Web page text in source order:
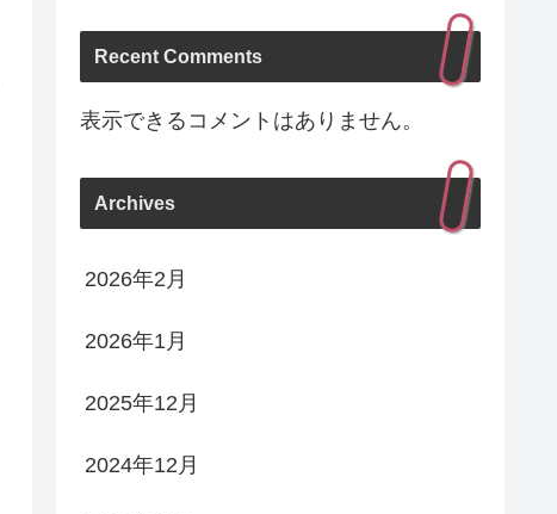
Recent Comments
表示できるコメントはありません。
Archives
2026年2月
2026年1月
2025年12月
2024年12月